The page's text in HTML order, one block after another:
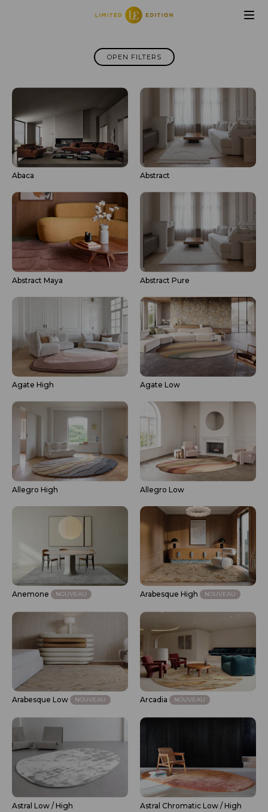
Collections filter OPEN FILTERS
Abaca Abstract
Abstract Maya Abstract Pure
Agate High Agate Low
Allegro High Allegro Low
Anemone NOUVEAU Arabesque High NOUVEAU
Arabesque Low NOUVEAU Arcadia NOUVEAU
Astral Low / High Astral Chromatic Low / High